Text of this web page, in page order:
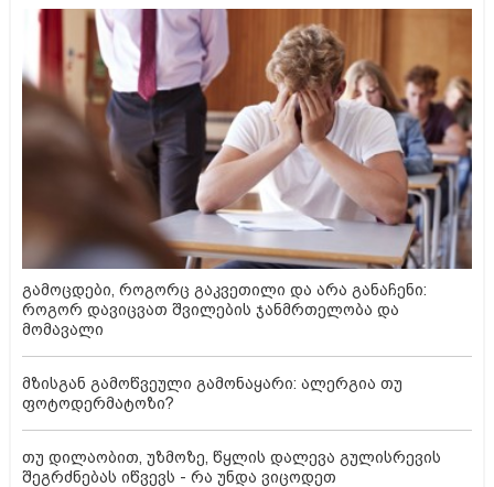
გამოცდები, როგორც გაკვეთილი და არა განაჩენი:
როგორ დავიცვათ შვილების ჯანმრთელობა და
მომავალი
მზისგან გამოწვეული გამონაყარი: ალერგია თუ
ფოტოდერმატოზი?
თუ დილაობით, უზმოზე, წყლის დალევა გულისრევის
შეგრძნებას იწვევს - რა უნდა ვიცოდეთ